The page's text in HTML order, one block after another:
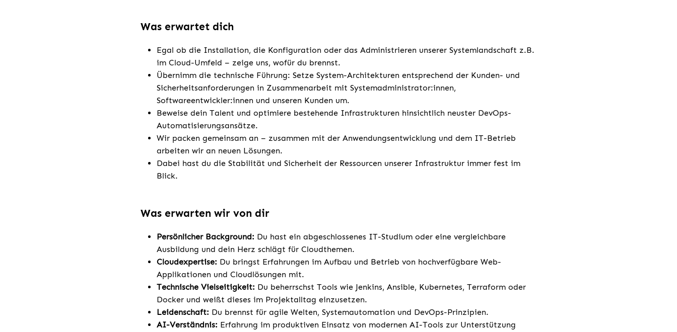
Was erwartet dich
Egal ob die Installation, die Konfiguration oder das Administrieren unserer Systemlandschaft z.B.
im Cloud-Umfeld – zeige uns, wofür du brennst.
Übernimm die technische Führung: Setze System-Architekturen entsprechend der Kunden- und
Sicherheitsanforderungen in Zusammenarbeit mit Systemadministrator:innen,
Softwareentwickler:innen und unseren Kunden um.
Beweise dein Talent und optimiere bestehende Infrastrukturen hinsichtlich neuster DevOps-
Automatisierungsansätze.
Wir packen gemeinsam an – zusammen mit der Anwendungsentwicklung und dem IT-Betrieb
arbeiten wir an neuen Lösungen.
Dabei hast du die Stabilität und Sicherheit der Ressourcen unserer Infrastruktur immer fest im
Blick.
Was erwarten wir von dir
Persönlicher Background: Du hast ein abgeschlossenes IT-Studium oder eine vergleichbare
Ausbildung und dein Herz schlägt für Cloudthemen.
Cloudexpertise: Du bringst Erfahrungen im Aufbau und Betrieb von hochverfügbare Web-
Applikationen und Cloudlösungen mit.
Technische Vielseitigkeit: Du beherrschst Tools wie Jenkins, Ansible, Kubernetes, Terraform oder
Docker und weißt dieses im Projektalltag einzusetzen.
Leidenschaft: Du brennst für agile Welten, Systemautomation und DevOps-Prinzipien.
AI-Verständnis: Erfahrung im produktiven Einsatz von modernen AI-Tools zur Unterstützung